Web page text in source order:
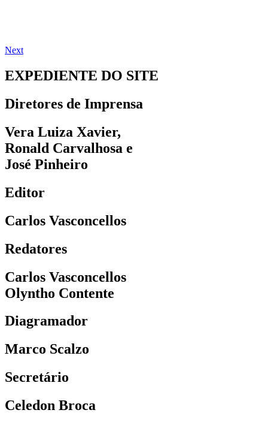
Next
EXPEDIENTE DO SITE
Diretores de Imprensa
Vera Luiza Xavier,
Ronald Carvalhosa e
José Pinheiro
Editor
Carlos Vasconcellos
Redatores
Carlos Vasconcellos
Olyntho Contente
Diagramador
Marco Scalzo
Secretário
Celedon Broca